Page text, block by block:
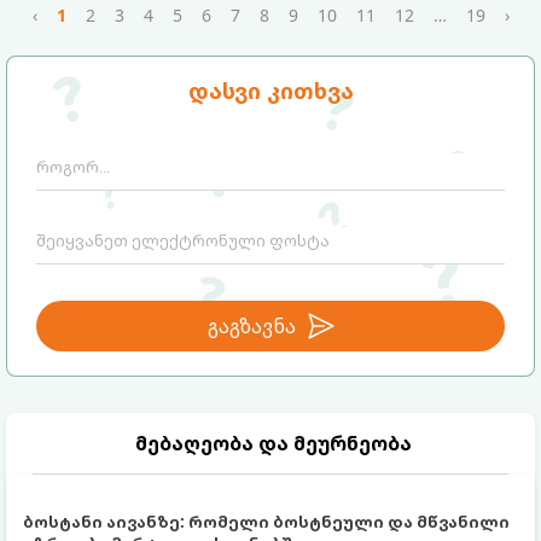
დასვი კითხვა
გაგზავნა
მებაღეობა და მეურნეობა
ბოსტანი აივანზე: რომელი ბოსტნეული და მწვანილი
‹ 1 2 3 4 5 6 7 8 9 10 11 12 … 19 ›